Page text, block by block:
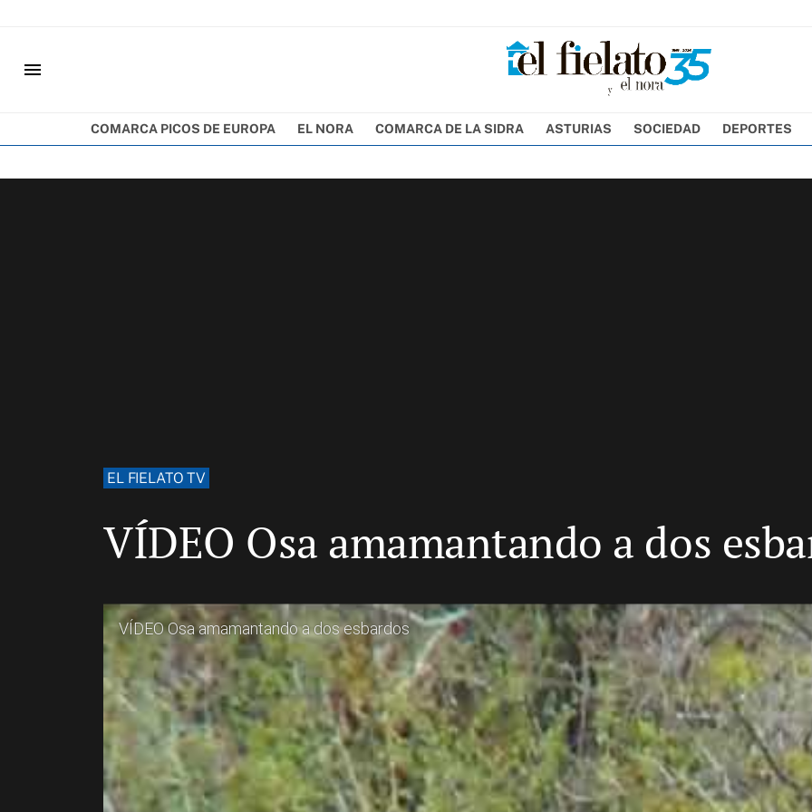
menu
COMARCA PICOS DE EUROPA EL NORA COMARCA DE LA SIDRA ASTURIAS SOCIEDAD DEPORTES
EL FIELATO TV
VÍDEO Osa amamantando a dos
VÍDEO Osa amamantando a dos esbardos